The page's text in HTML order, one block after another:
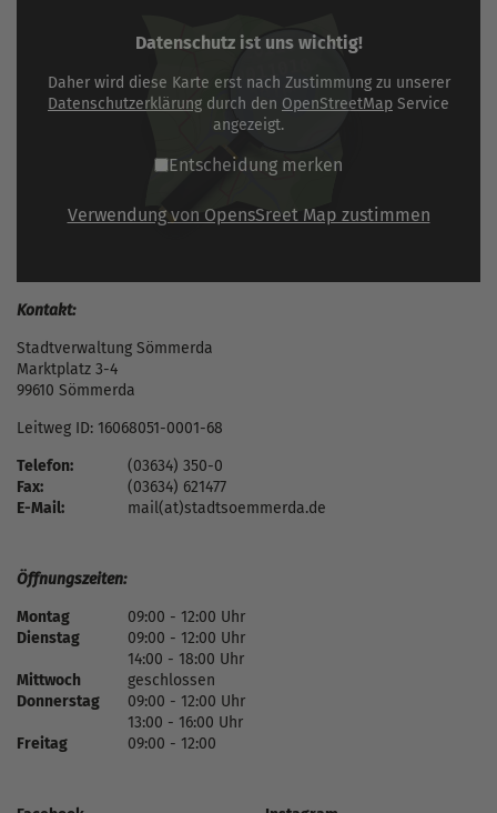
Datenschutz ist uns wichtig!
Daher wird diese Karte erst nach Zustimmung zu unserer
Datenschutzerklärung durch den OpenStreetMap Service
angezeigt.
Entscheidung merken
Verwendung von OpensSreet Map zustimmen
Kontakt:
Stadtverwaltung Sömmerda
Marktplatz 3-4
99610 Sömmerda
Leitweg ID: 16068051-0001-68
Telefon:
(03634) 350-0
Fax:
(03634) 621477
E-Mail:
mail(at)stadtsoemmerda.de
Öffnungszeiten:
Montag
09:00 - 12:00 Uhr
Dienstag
09:00 - 12:00 Uhr
14:00 - 18:00 Uhr
Mittwoch
geschlossen
Donnerstag
09:00 - 12:00 Uhr
13:00 - 16:00 Uhr
Freitag
09:00 - 12:00